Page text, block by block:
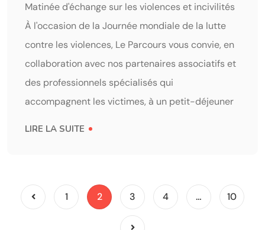
Matinée d'échange sur les violences et incivilités
À l'occasion de la Journée mondiale de la lutte
contre les violences, Le Parcours vous convie, en
collaboration avec nos partenaires associatifs et
des professionnels spécialisés qui
accompagnent les victimes, à un petit-déjeuner
LIRE LA SUITE
1 2 3 4 … 10